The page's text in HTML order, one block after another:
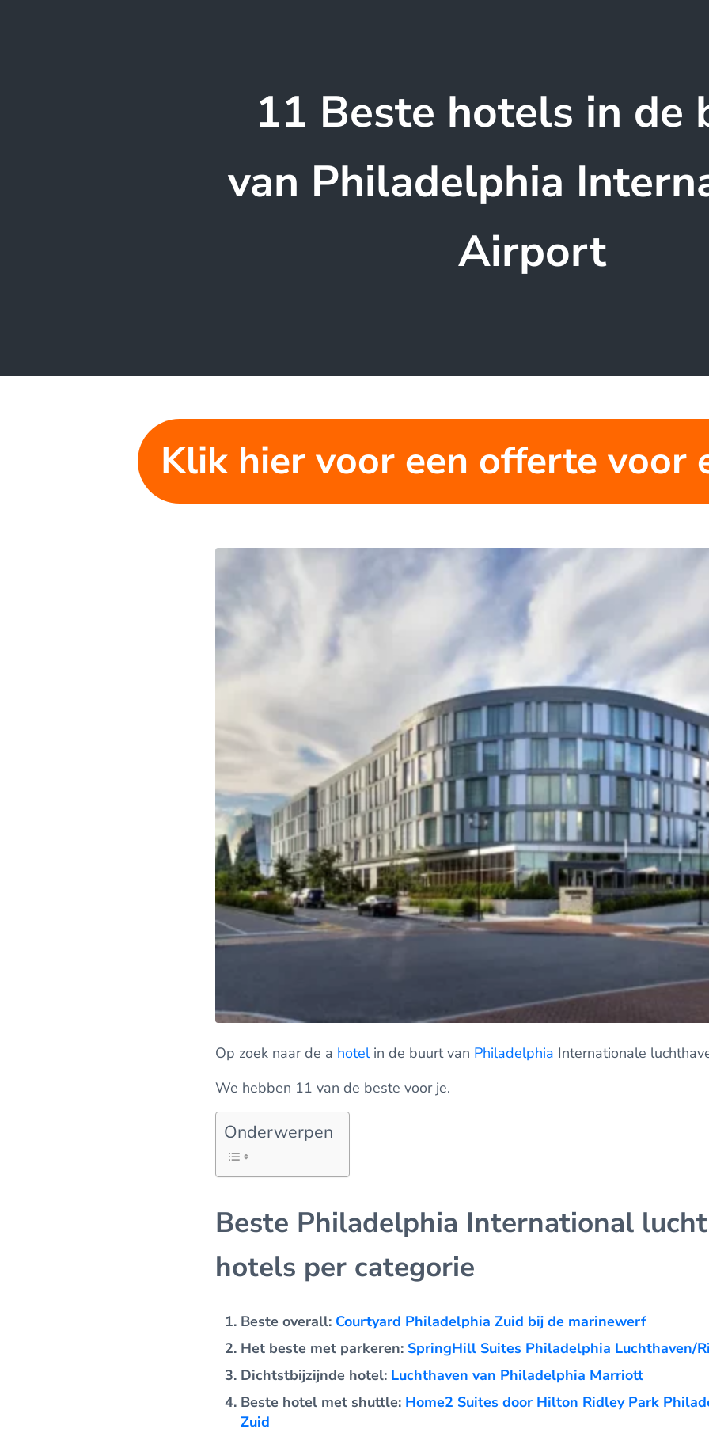
11 Beste hotels in de
van Philadelphia
Airport
Klik hier voor een offerte voor
Op zoek naar de a hotelin de buurt van Philadelphia Internationale
We hebben 11 van de beste voor je.
Onderwerpen
Beste Philadelphia International
hotels per categorie
Beste overall: Courtyard Philadelphia Zuid bij de marinewerf
Het beste met parkeren: SpringHill Suites Philadelphia Luchthaven/
Dichtstbijzijnde hotel: Luchthaven van Philadelphia Marriott
Beste hotel met shuttle: Home2 Suites door Hilton Ridley Park
Zuid